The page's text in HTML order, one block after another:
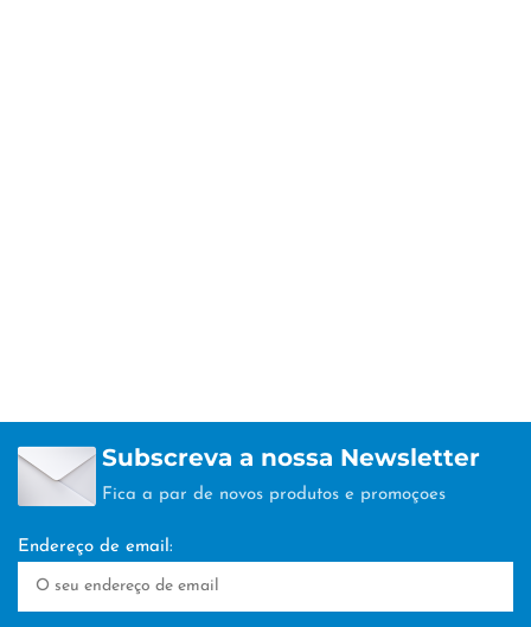
Subscreva a nossa Newsletter
Fica a par de novos produtos e promoçoes
Endereço de email: